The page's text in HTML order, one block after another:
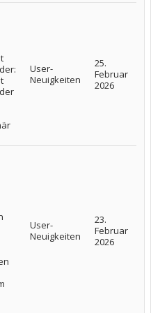
User-
Neuigkeiten
25.
Februar
2026
User-
Neuigkeiten
23.
Februar
2026